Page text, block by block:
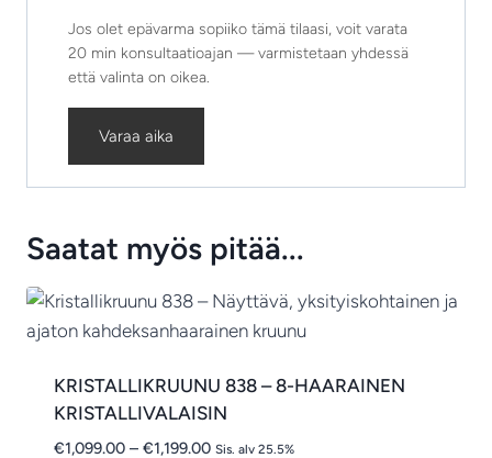
Jos olet epävarma sopiiko tämä tilaasi, voit varata
20 min konsultaatioajan — varmistetaan yhdessä
että valinta on oikea.
Varaa aika
Saatat myös pitää...
KRISTALLIKRUUNU 838 – 8-HAARAINEN
KRISTALLIVALAISIN
€1,099.00 – €1,199.00Hintaluokka:
Sis. alv 25.5%